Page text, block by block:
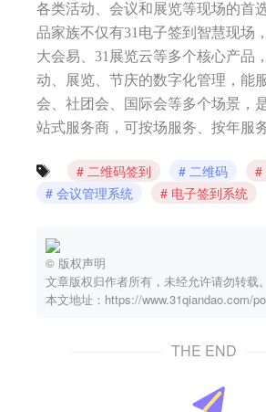
各类活动、会议和展览等现场的首
品家族不仅有31电子签到智慧现场
大会易、31展览云等多个核心产品
动、展览、节庆的数字化管理，能
会、社团会、国际会等多个场景，
站式服务商，可按场服务、按年服务
二维码签到 二维码
会议管理系统
电子签到系统
© 版权声明
文章版权归作者所有，未经允许请勿转载。
本文地址：https://www.31qiandao.com/
THE END